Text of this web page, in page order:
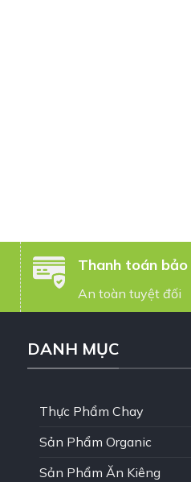
Thanh toán
An toàn tuyệt đối
DANH MỤC
Thực Phẩm Chay
Sản Phẩm Organic
Sản Phẩm Ăn Kiêng